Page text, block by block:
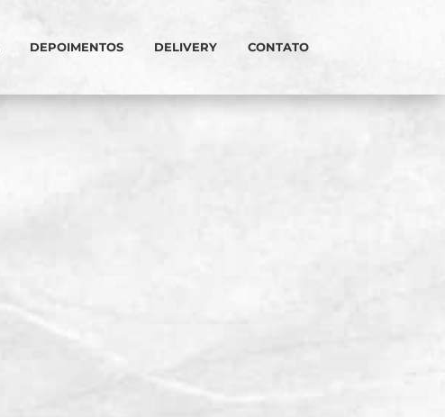
DEPOIMENTOS DELIVERY CONTATO